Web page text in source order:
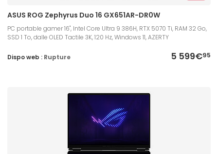
ASUS ROG Zephyrus Duo 16 GX651AR-DR0W
PC portable gamer 16", Intel Core Ultra 9 386H, RTX 5070 Ti, RAM 32 Go,
SSD 1 To, dalle OLED Tactile 3K, 120 Hz, Windows 11, AZERTY
5 599€95
Dispo web : Rupture